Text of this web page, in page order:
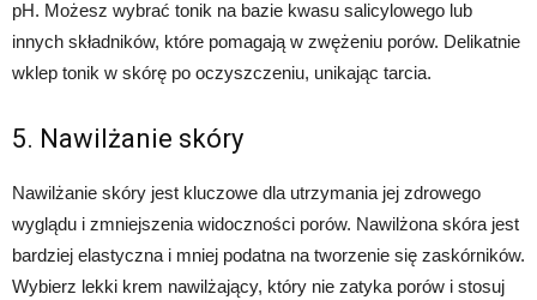
pH. Możesz wybrać tonik na bazie kwasu salicylowego lub
innych składników, które pomagają w zwężeniu porów. Delikatnie
wklep tonik w skórę po oczyszczeniu, unikając tarcia.
5. Nawilżanie skóry
Nawilżanie skóry jest kluczowe dla utrzymania jej zdrowego
wyglądu i zmniejszenia widoczności porów. Nawilżona skóra jest
bardziej elastyczna i mniej podatna na tworzenie się zaskórników.
Wybierz lekki krem nawilżający, który nie zatyka porów i stosuj